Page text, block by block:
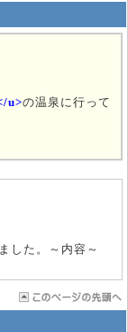
u>の温泉に行って
した。～内容～